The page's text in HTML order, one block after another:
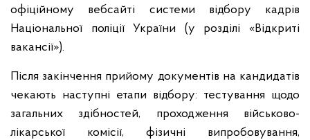
офіційному вебсайті системи відбору кадрів
Національної поліції України (у розділі «Відкриті
вакансії»).
Після закінчення прийому документів на кандидатів
чекають наступні етапи відбору: тестування щодо
загальних здібностей, проходження військово-
лікарської комісії, фізичні випробовування,